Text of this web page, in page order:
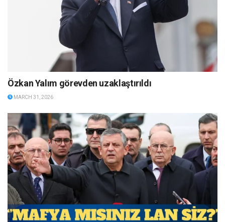
Özkan Yalım görevden uzaklaştırıldı
MARCH 31, 2026